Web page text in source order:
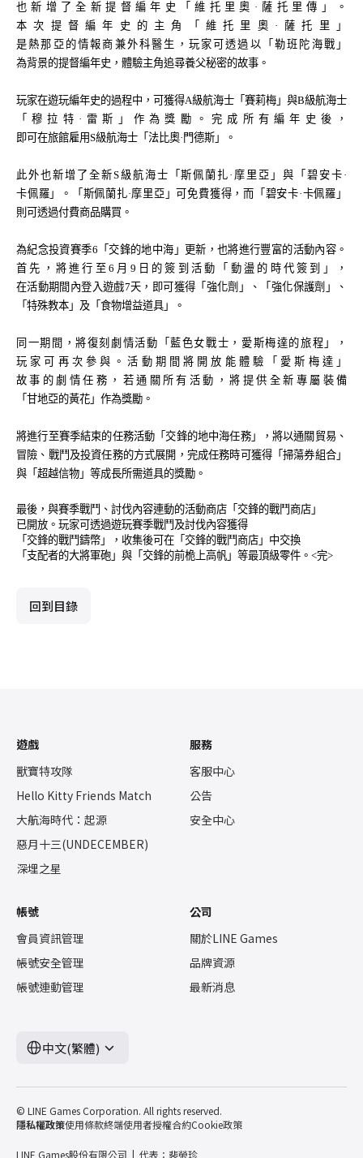
也新增了全新提督編年史「維托里奧·薩托里傳」。
本次提督編年史的主角「維托里奧·薩托里」
是熱那亞的情報商兼外科醫生，玩家可透過以「勒班陀海戰」
為背景的提督編年史，體驗主角追尋養父秘密的故事。
玩家在遊玩編年史的過程中，可獲得A級航海士「賽莉梅」與B級航海士
「穆拉特·雷斯」作為獎勵。完成所有編年史後，
即可在旅館雇用S級航海士「法比奧·門德斯」。
此外也新增了全新S級航海士「斯佩蘭扎·摩里亞」與「碧安卡·
卡佩羅」。「斯佩蘭扎·摩里亞」可免費獲得，而「碧安卡·卡佩羅」
則可透過付費商品購買。
為紀念投資賽季6「交鋒的地中海」更新，也將進行豐富的活動內容。
首先，將進行至6月9日的簽到活動「動盪的時代簽到」，
在活動期間內登入遊戲7天，即可獲得「強化劑」、「強化保護劑」、
「特殊教本」及「食物增益道具」。
同一期間，將復刻劇情活動「藍色女戰士，愛斯梅達的旅程」，
玩家可再次參與。活動期間將開放能體驗「愛斯梅達」
故事的劇情任務，若通關所有活動，將提供全新專屬裝備
「甘地亞的黃花」作為獎勵。
將進行至賽季結束的任務活動「交鋒的地中海任務」，將以通關貿易、
冒險、戰鬥及投資任務的方式展開，完成任務時可獲得「掃蕩券組合」
與「超越信物」等成長所需道具的獎勵。
最後，與賽季戰鬥、討伐內容連動的活動商店「交鋒的戰鬥商店」
已開放。玩家可透過遊玩賽季戰鬥及討伐內容獲得
「交鋒的戰鬥鑄幣」，收集後可在「交鋒的戰鬥商店」中交換
「支配者的大將軍砲」與「交鋒的前桅上高帆」等最頂級零件。<完>
回到目錄
遊戲
獸寶特攻隊
Hello Kitty Friends Match
大航海時代：起源
惡月十三(UNDECEMBER)
深埋之星
服務
客服中心
公告
安全中心
帳號
會員資訊管理
帳號安全管理
帳號連動管理
公司
關於LINE Games
品牌資源
最新消息
中文(繁體)
© LINE Games Corporation. All rights reserved.
隱私權政策使用條款終端使用者授權合約Cookie政策
LINE Games股份有限公司 代表：裴榮珍